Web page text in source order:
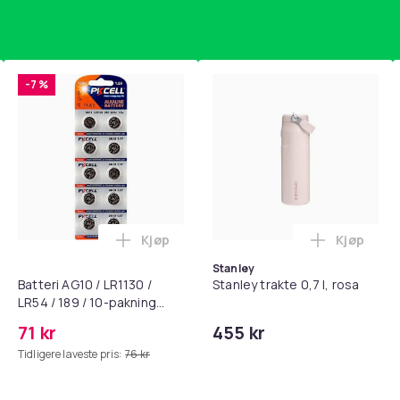
9f9d09e9-3f3c-5dfe-9d48-c8b26651c849
- mage- og kjernetrening, yoga og
for Bose QC35 I/II, QC25, QC15, QC 2 AE 2, AE 2i, AE 2w,
-7 %
Batteri AG10 / LR1130 /
LR54 / 189 / 10-pakning
71 kr
Tidligere laveste pris: 76 kr
Legg Batteri AG10 / LR1130 / LR54 / 189
Kjøp
Stanley
Stanley trakte 0,7 l, rosa
455 kr
Legg
Kjøp